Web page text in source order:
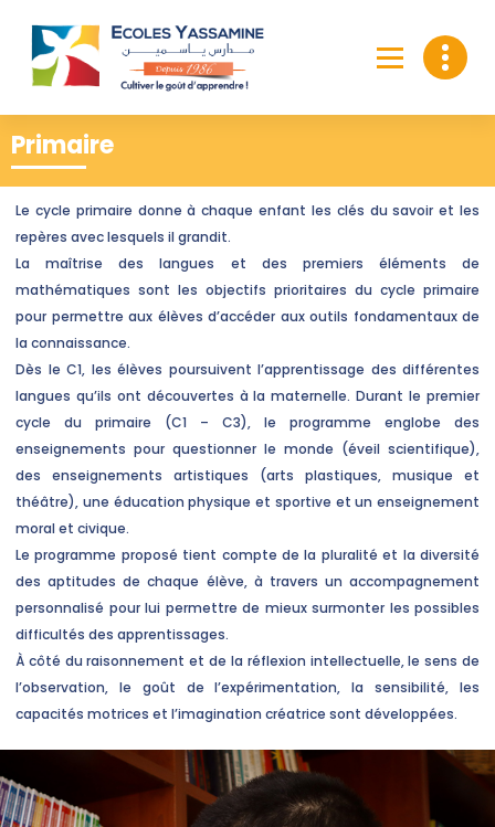
Primaire
Le cycle primaire donne à chaque enfant les clés du savoir et les
repères avec lesquels il grandit.
La maîtrise des langues et des premiers éléments de
mathématiques sont les objectifs prioritaires du cycle primaire
pour permettre aux élèves d’accéder aux outils fondamentaux de
la connaissance.
Dès le C1, les élèves poursuivent l’apprentissage des différentes
langues qu’ils ont découvertes à la maternelle. Durant le premier
cycle du primaire (C1 – C3), le programme englobe des
enseignements pour questionner le monde (éveil scientifique),
des enseignements artistiques (arts plastiques, musique et
théâtre), une éducation physique et sportive et un enseignement
moral et civique.
Le programme proposé tient compte de la pluralité et la diversité
des aptitudes de chaque élève, à travers un accompagnement
personnalisé pour lui permettre de mieux surmonter les possibles
difficultés des apprentissages.
À côté du raisonnement et de la réflexion intellectuelle, le sens de
l’observation, le goût de l’expérimentation, la sensibilité, les
capacités motrices et l’imagination créatrice sont développées.